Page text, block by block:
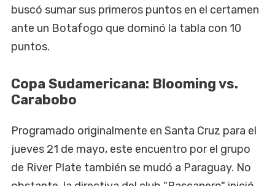
buscó sumar sus primeros puntos en el certamen
ante un Botafogo que dominó la tabla con 10
puntos.
Copa Sudamericana: Blooming vs.
Carabobo
Programado originalmente en Santa Cruz para el
jueves 21 de mayo, este encuentro por el grupo
de River Plate también se mudó a Paraguay. No